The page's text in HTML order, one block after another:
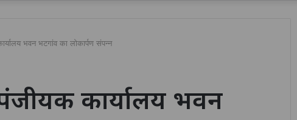
भवन भटगांव का लोकार्पण संपन्न
कार्यालय भवन